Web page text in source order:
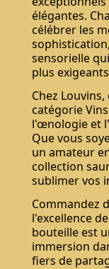
élégantes.
célébrer les
sensorielle
plus
Chez
catégorie
l'œnologie et
Que vous
un amateur
collection
sublimer vos
Commandez
l'excellence
bouteille est
immersion
fiers de